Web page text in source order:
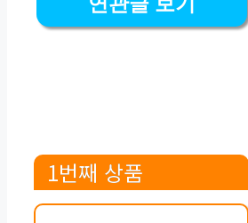
1번째 상품